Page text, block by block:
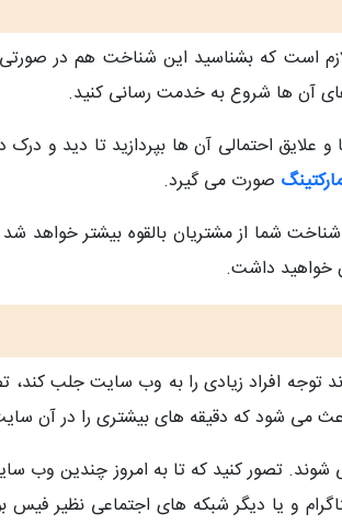
است که بشناسید این شناخت هم در
آن ها شروع به خدمت رسانی کنید.
احتمالی آن ها بپردازید تا دید و
صورت می گیرد.
شما از مشتریان بالقوه بیشتر خواهد
خواهید داشت.
افراد زیادی را به وب سایت جلب کند،
می شود که دقیقه های بیشتری را در آن
تصور کنید که تا به امروز چندین وب سایت
و یا دیگر شبکه های اجتماعی نظیر فیس